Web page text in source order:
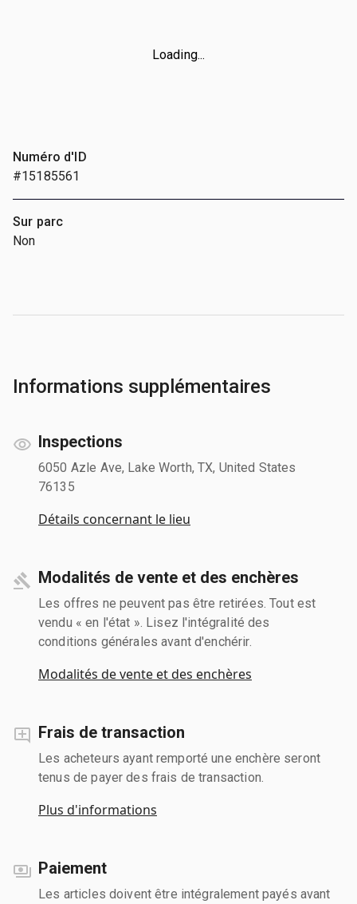
Loading...
Numéro d'ID
#15185561
Sur parc
Non
Informations supplémentaires
Inspections
6050 Azle Ave, Lake Worth, TX, United States
76135
Détails concernant le lieu
Modalités de vente et des enchères
Les offres ne peuvent pas être retirées. Tout est
vendu « en l'état ». Lisez l'intégralité des
conditions générales avant d'enchérir.
Modalités de vente et des enchères
Frais de transaction
Les acheteurs ayant remporté une enchère seront
tenus de payer des frais de transaction.
Plus d'informations
Paiement
Les articles doivent être intégralement payés avant